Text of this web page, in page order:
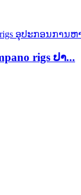
rigs ປາ...